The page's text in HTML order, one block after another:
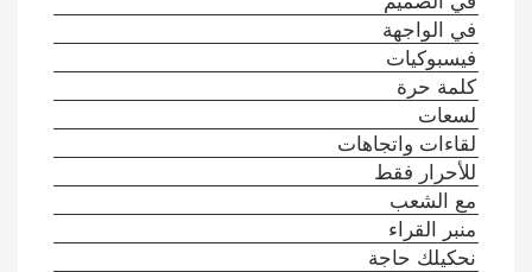
في الواجهة
فيسبوكيات
كلمة حرة
لسعات
لقاءات واتجاهات
للأحرار فقط
مع الشعب
منبر القراء
نحكيلك حاجة